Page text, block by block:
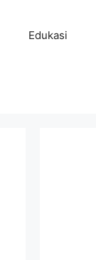
Edukasi